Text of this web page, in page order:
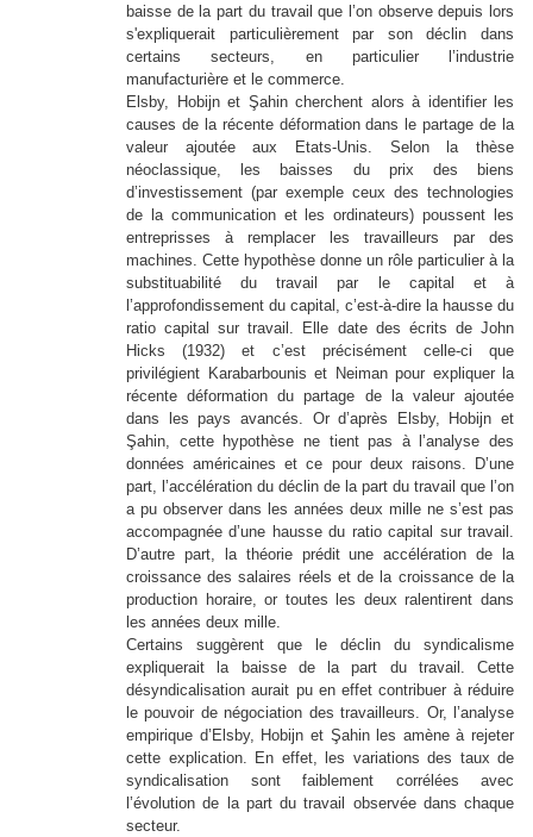
baisse de la part du travail que l’on observe depuis lors
s'expliquerait particulièrement par son déclin dans
certains secteurs, en particulier l’industrie
manufacturière et le commerce.
Elsby, Hobijn et Şahin cherchent alors à identifier les
causes de la récente déformation dans le partage de la
valeur ajoutée aux Etats-Unis. Selon la thèse
néoclassique, les baisses du prix des biens
d’investissement (par exemple ceux des technologies
de la communication et les ordinateurs) poussent les
entreprisses à remplacer les travailleurs par des
machines. Cette hypothèse donne un rôle particulier à la
substituabilité du travail par le capital et à
l’approfondissement du capital, c’est-à-dire la hausse du
ratio capital sur travail. Elle date des écrits de John
Hicks (1932) et c’est précisément celle-ci que
privilégient Karabarbounis et Neiman pour expliquer la
récente déformation du partage de la valeur ajoutée
dans les pays avancés. Or d’après Elsby, Hobijn et
Şahin, cette hypothèse ne tient pas à l’analyse des
données américaines et ce pour deux raisons. D’une
part, l’accélération du déclin de la part du travail que l’on
a pu observer dans les années deux mille ne s’est pas
accompagnée d’une hausse du ratio capital sur travail.
D’autre part, la théorie prédit une accélération de la
croissance des salaires réels et de la croissance de la
production horaire, or toutes les deux ralentirent dans
les années deux mille.
Certains suggèrent que le déclin du syndicalisme
expliquerait la baisse de la part du travail. Cette
désyndicalisation aurait pu en effet contribuer à réduire
le pouvoir de négociation des travailleurs. Or, l’analyse
empirique d’Elsby, Hobijn et Şahin les amène à rejeter
cette explication. En effet, les variations des taux de
syndicalisation sont faiblement corrélées avec
l’évolution de la part du travail observée dans chaque
secteur.